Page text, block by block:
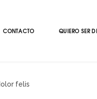
CONTACTO QUIERO SER
felis